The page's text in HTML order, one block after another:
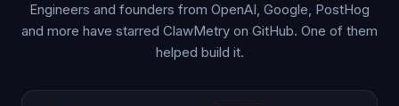
Engineers and founders from OpenAI, Google, PostHog
and more have starred ClawMetry on GitHub. One of them
helped build it.